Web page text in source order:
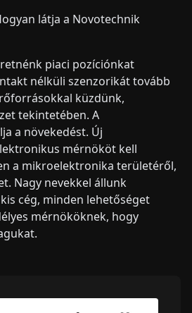
látja a Novotechnik
piaci pozíciónkat
nélküli szenzorikát tovább
küzdünk,
tekintetében. A
a növekedést. Új
mérnököt kell
a mikroelektronika területéről,
Nagy nevekkel állunk
cég, minden lehetőséget
mérnököknek, hogy